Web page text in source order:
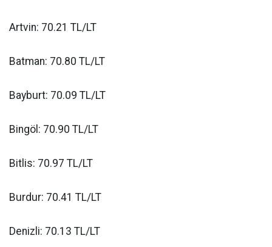
Artvin: 70.21 TL/LT
Batman: 70.80 TL/LT
Bayburt: 70.09 TL/LT
Bingöl: 70.90 TL/LT
Bitlis: 70.97 TL/LT
Burdur: 70.41 TL/LT
Denizli: 70.13 TL/LT